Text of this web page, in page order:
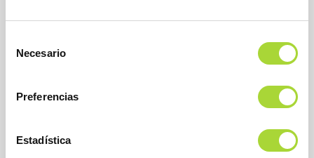
Necesario
Preferencias
Estadística
BioSim
Calle Condesa de Venadito, 1